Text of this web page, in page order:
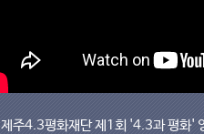
제주4.3평화재단 제1회 '4.3과 평화'